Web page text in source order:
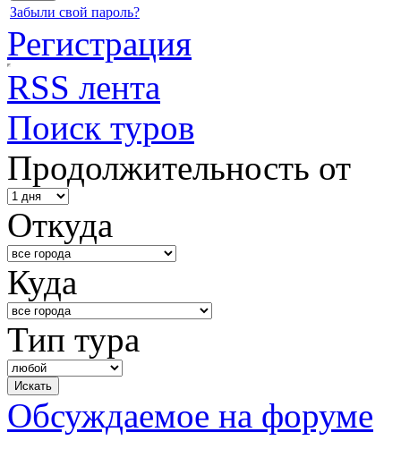
Забыли свой пароль?
Регистрация
RSS лента
Поиск туров
Продолжительность от
Откуда
Куда
Тип тура
Обсуждаемое на форуме